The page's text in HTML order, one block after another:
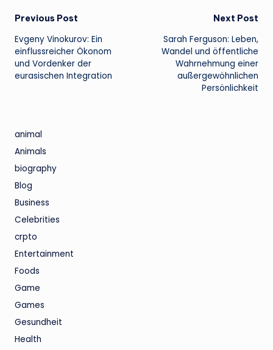
Post
navigation
Previous Post
Evgeny Vinokurov: Ein
einflussreicher Ökonom
und Vordenker der
eurasischen Integration
Next Post
Sarah Ferguson: Leben,
Wandel und öffentliche
Wahrnehmung einer
außergewöhnlichen
Persönlichkeit
animal
Animals
biography
Blog
Business
Celebrities
crpto
Entertainment
Foods
Game
Games
Gesundheit
Health